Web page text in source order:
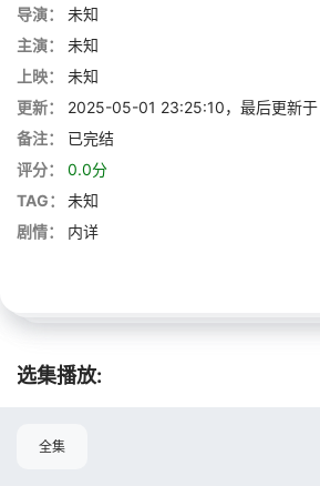
导演：
未知
主演：
未知
上映：
未知
更新：
2025-05-01 23:25:10，最后更新于
备注：
已完结
评分：
0.0分
TAG：
未知
剧情：
内详
选集播放:
全集